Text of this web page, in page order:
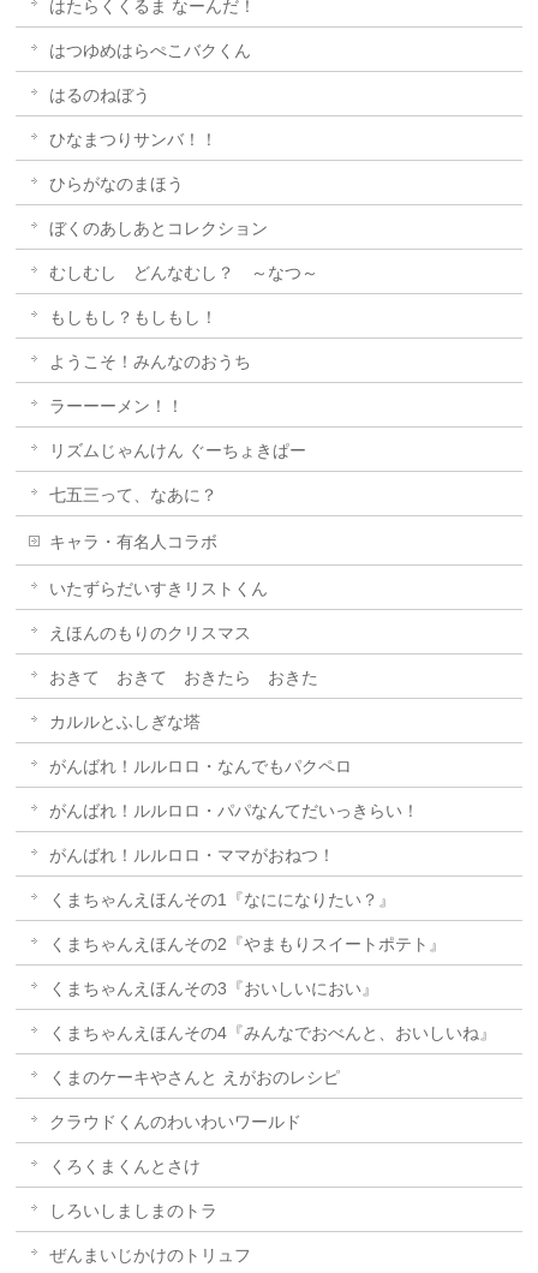
はたらくくるま なーんだ！
はつゆめはらぺこバクくん
はるのねぼう
ひなまつりサンバ！！
ひらがなのまほう
ぼくのあしあとコレクション
むしむし どんなむし？ ～なつ～
もしもし？もしもし！
ようこそ！みんなのおうち
ラーーーメン！！
リズムじゃんけん ぐーちょきぱー
七五三って、なあに？
キャラ・有名人コラボ
いたずらだいすきリストくん
えほんのもりのクリスマス
おきて おきて おきたら おきた
カルルとふしぎな塔
がんばれ！ルルロロ・なんでもパクペロ
がんばれ！ルルロロ・パパなんてだいっきらい！
がんばれ！ルルロロ・ママがおねつ！
くまちゃんえほんその1『なにになりたい？』
くまちゃんえほんその2『やまもりスイートポテト』
くまちゃんえほんその3『おいしいにおい』
くまちゃんえほんその4『みんなでおべんと、おいしいね』
くまのケーキやさんと えがおのレシピ
クラウドくんのわいわいワールド
くろくまくんとさけ
しろいしましまのトラ
ぜんまいじかけのトリュフ